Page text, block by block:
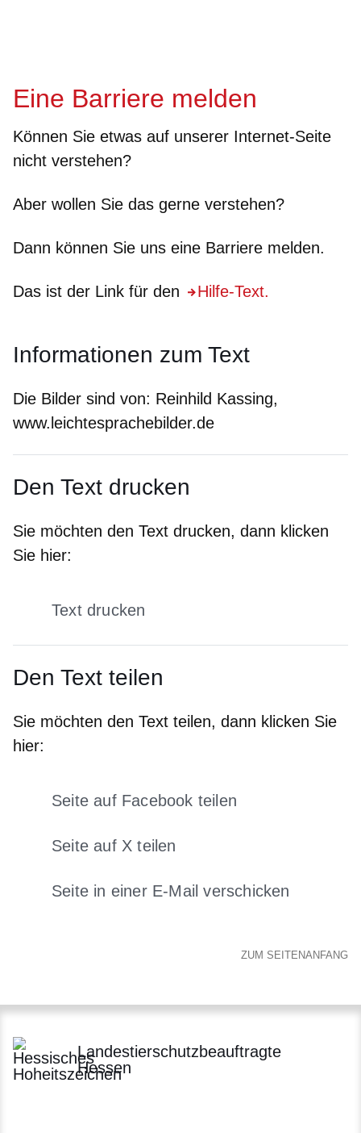
Eine Barriere melden
Können Sie etwas auf unserer Internet-Seite
nicht verstehen?
Aber wollen Sie das gerne verstehen?
Dann können Sie uns eine Barriere melden.
Das ist der Link für den Hilfe-Text.
Informationen zum Text
Die Bilder sind von: Reinhild Kassing,
www.leichtesprachebilder.de
Den Text drucken
Sie möchten den Text drucken, dann klicken
Sie hier:
Text drucken
Den Text teilen
Sie möchten den Text teilen, dann klicken Sie
hier:
Seite auf Facebook teilen
Öffnet sich in einem neuen
Seite auf X teilen
Öffnet sich in einem neuen Fenster
Seite in einer E-Mail verschicken
Öffnet sich in einem neuen
ZUM SEITENANFANG
Landestierschutzbeauftragte
Hessen